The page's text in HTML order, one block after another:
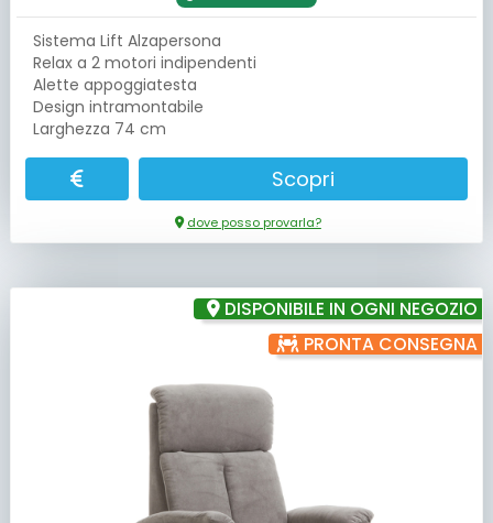
Sistema Lift Alzapersona
Relax a 2 motori indipendenti
Alette appoggiatesta
Design intramontabile
Larghezza 74 cm
Scopri
dove posso provarla?
DISPONIBILE IN OGNI NEGOZIO
PRONTA CONSEGNA